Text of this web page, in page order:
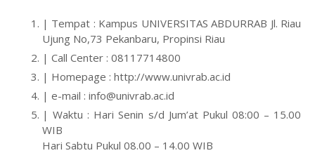
| Tempat : Kampus UNIVERSITAS ABDURRAB Jl. Riau
Ujung No,73 Pekanbaru, Propinsi Riau
| Call Center : 08117714800
| Homepage : http://www.univrab.ac.id
| e-mail : info@univrab.ac.id
| Waktu : Hari Senin s/d Jum’at Pukul 08:00 – 15.00
WIB
Hari Sabtu Pukul 08.00 – 14.00 WIB